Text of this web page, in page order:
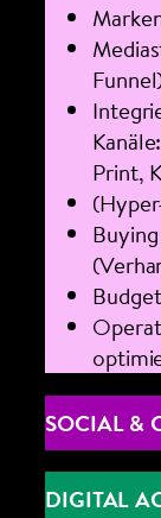
Print,
SOCIAL &
DIGITAL